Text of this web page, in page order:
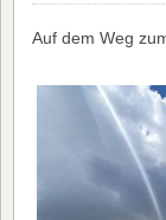
Auf dem Weg